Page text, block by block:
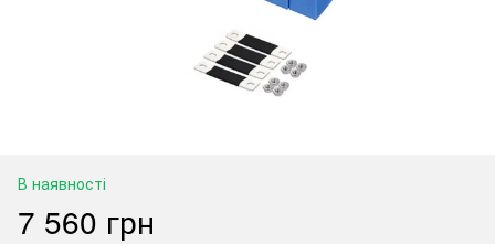
В наявності
7 560 грн